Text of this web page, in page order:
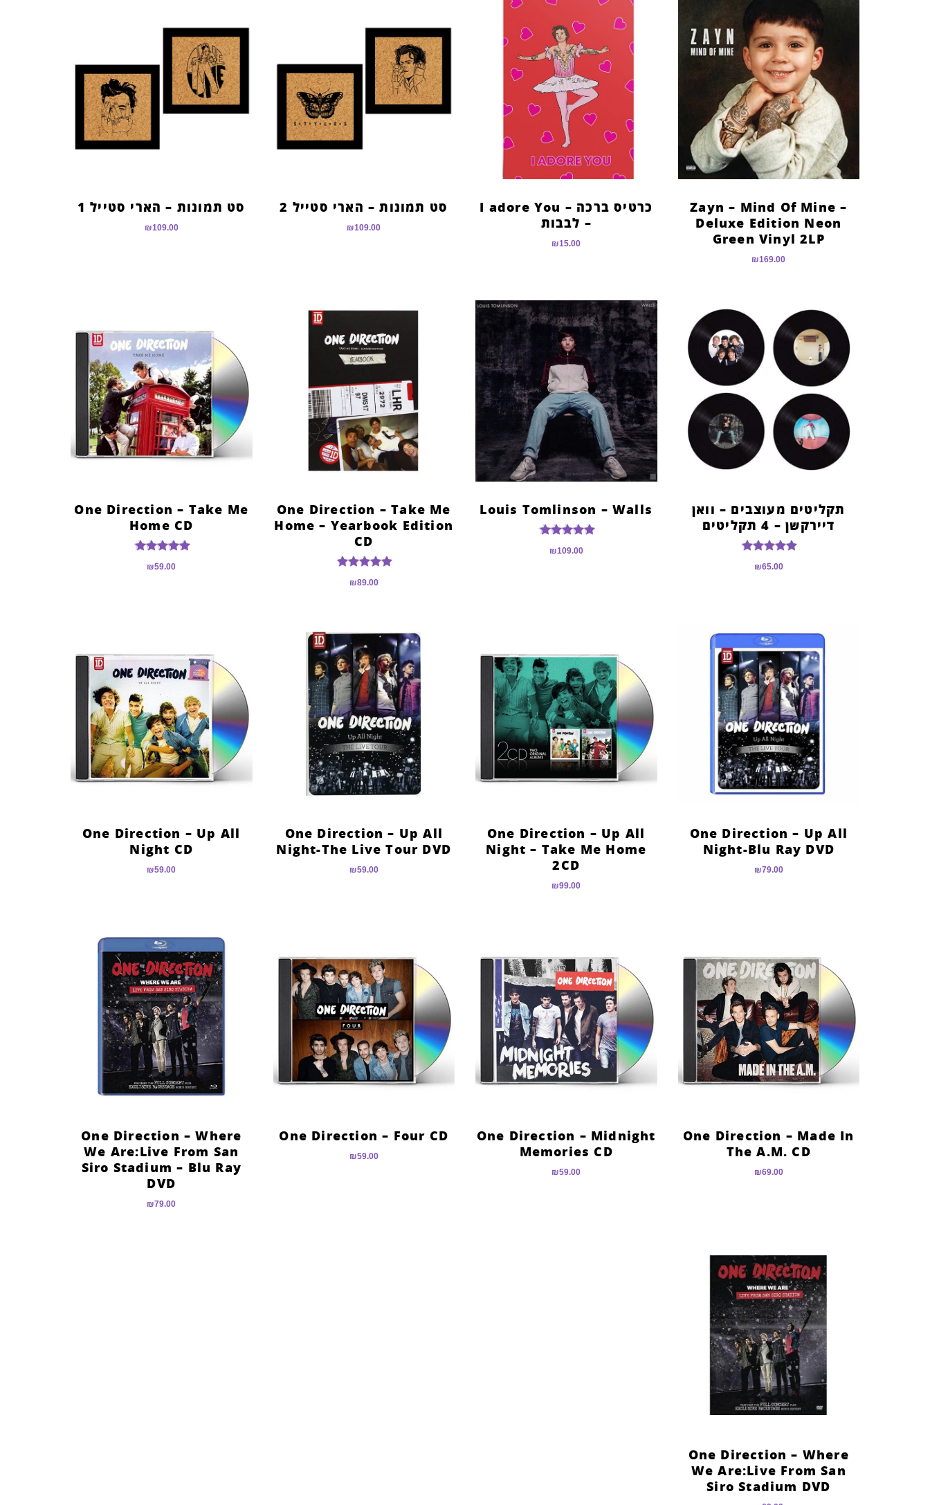
Zayn – Mind Of Mine –
Deluxe Edition Neon
Green Vinyl 2LP
₪169.00
כרטיס ברכה – I adore You
– לבבות
₪15.00
סט תמונות – הארי סטייל 2
₪109.00
סט תמונות – הארי סטייל 1
₪109.00
תקליטים מעוצבים – וואן
דיירקשן – 4 תקליטים
דורג
5.00
₪65.00
Louis Tomlinson – Walls
דורג
4.91
₪109.00
One Direction – Take Me
Home – Yearbook Edition
CD
דורג
5.00
₪89.00
One Direction – Take Me
Home CD
דורג
5.00
₪59.00
One Direction – Up All
Night-Blu Ray DVD
₪79.00
One Direction – Up All
Night – Take Me Home
2CD
₪99.00
One Direction – Up All
Night-The Live Tour DVD
₪59.00
One Direction – Up All
Night CD
₪59.00
One Direction – Made In
The A.M. CD
₪69.00
One Direction – Midnight
Memories CD
₪59.00
One Direction – Four CD
₪59.00
One Direction – Where
We Are:Live From San
Siro Stadium – Blu Ray
DVD
₪79.00
One Direction – Where
We Are:Live From San
Siro Stadium DVD